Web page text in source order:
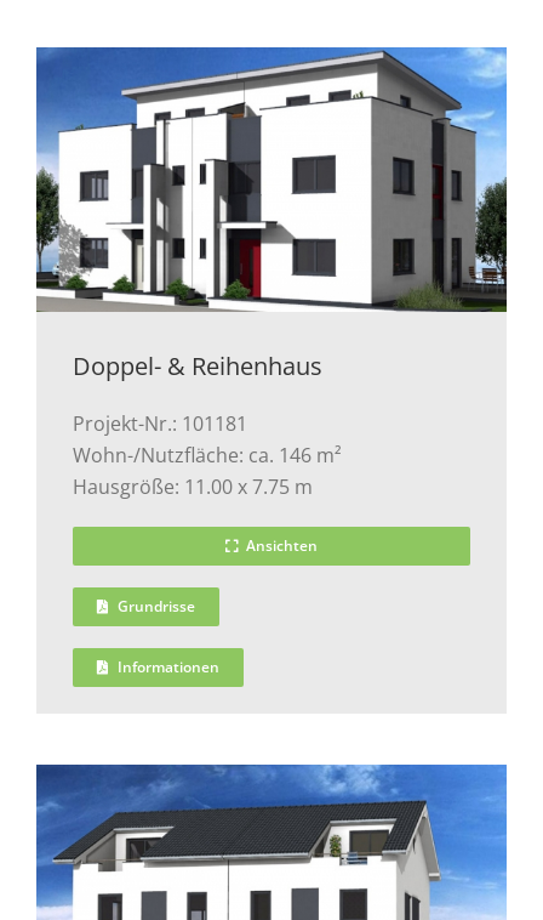
Doppel- & Reihenhaus
Projekt-Nr.: 101181
Wohn-/Nutzfläche: ca. 146 m²
Hausgröße: 11.00 x 7.75 m
Ansichten
Grundrisse
Informationen